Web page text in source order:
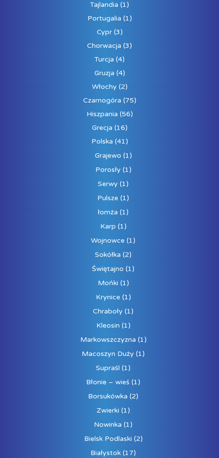
Tajlandia (1)
Portugalia (1)
Cypr(3)
Chorwacja (3)
Turcja (4)
Gruzja (4)
Włochy (2)
Czarnogóra (75)
Hiszpania (56)
Grecja (16)
Polska (41)
Grajewo (1)
Porosły (1)
Serwy (1)
Pulsze (1)
łomża (1)
Karp (1)
Wojnowce (1)
Sokółka (2)
Świętajno (1)
Mońki (1)
Krynice (1)
Chraboły (1)
Kleosin (1)
Markowszczyzna (1)
Macoszyn Duży (1)
Supraśl (1)
Błonie – wieś (1)
Borsukówka (2)
Zwierki (1)
Nowinka (1)
Bielsk Podlaski (2)
Białystok (17)